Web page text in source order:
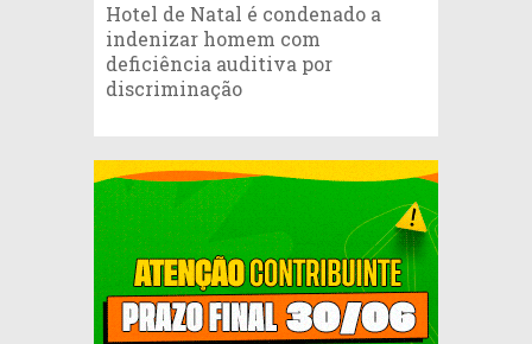
Hotel de Natal é condenado a
indenizar homem com
deficiência auditiva por
discriminação